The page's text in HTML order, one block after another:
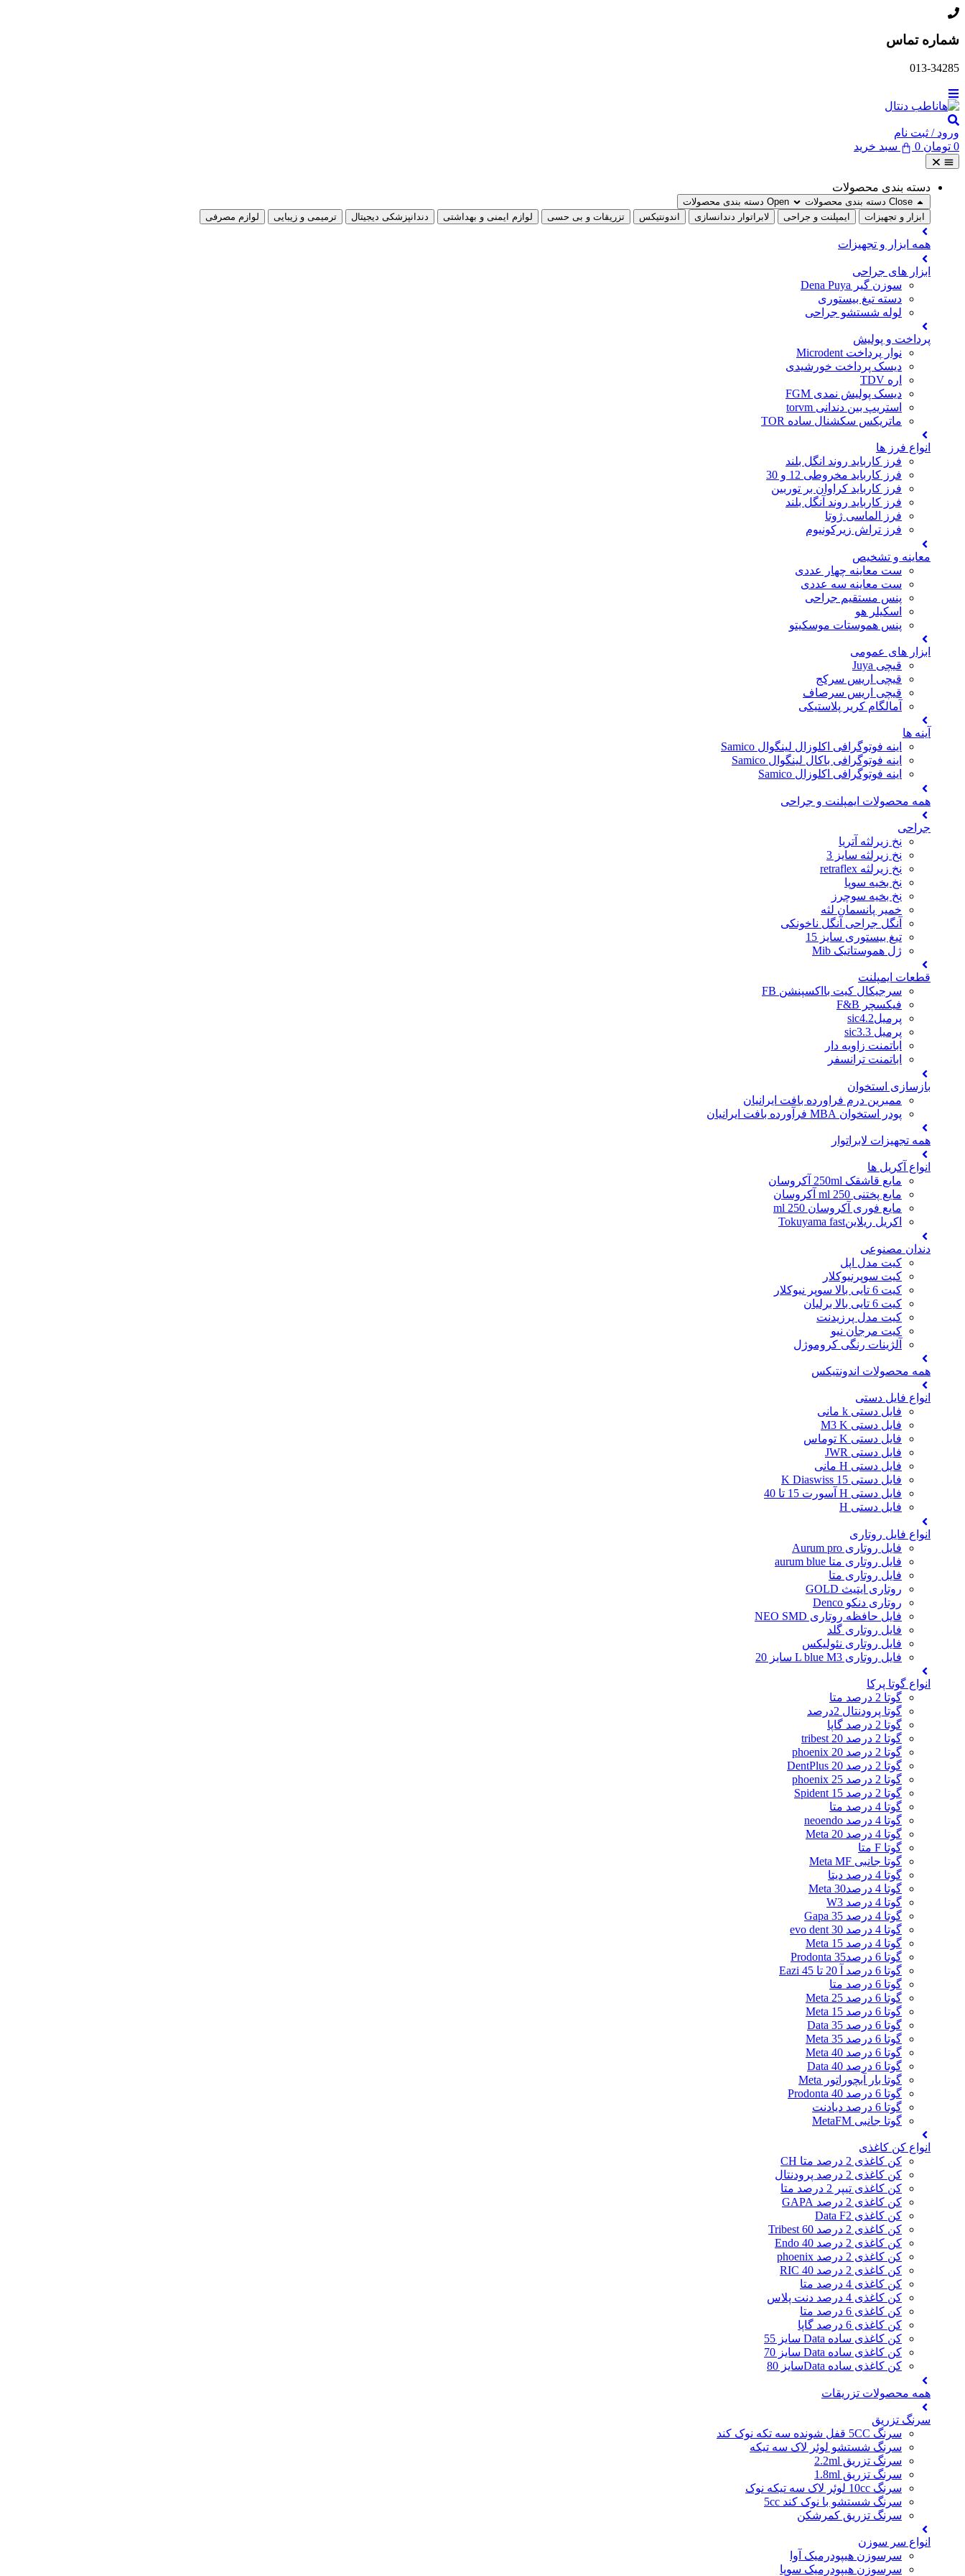
پرش
محتوا
شماره تماس
013-34285
ورود / ثبت نام
0 تومان 0 سبد خرید
دسته بندی محصولات
Close دسته بندی محصولات
Open دسته بندی محصولات
ابزار و تجهیزات
ایمپلنت و جراحی لابراتوار دندانسازی اندونتیکس تزریقات و بی حسی لوازم ایمنی و بهداشتی دندانپزشکی دیجیتال ترمیمی و زیبایی لوازم مصرفی
همه ابزار و تجهیزات
ابزار های جراحی
سوزن گیر Dena Puya
دسته تیغ بیستوری
لوله شستشو جراحی
پرداخت و پولیش
نوار پرداخت Microdent
دیسک پرداخت خورشیدی
اره TDV
دیسک پولیش نمدی FGM
استریپ بین دندانی torvm
ماتریکس سکشنال ساده TOR
انواع فرز ها
فرز کارباید روند انگل بلند
فرز کارباید مخروطی 12 و 30
فرز کارباید کراوان بر توربین
فرز کارباید روند آنگل بلند
فرز الماسی ژوتا
فرز تراش زیرکونیوم
معاینه و تشخیص
ست معاینه چهار عددی
ست معاینه سه عددی
پنس مستقیم جراحی
اسکیلر هو
پنس هموستات موسکیتو
ابزار های عمومی
قیچی Juya
قیچی اریس سرکج
قیچی اریس سرصاف
آمالگام کریر پلاستیکی
آینه ها
اینه فوتوگرافی اکلوزال لینگوال Samico
اینه فوتوگرافی باکال لینگوال Samico
اینه فوتوگرافی اکلوزال Samico
همه محصولات ایمپلنت و جراحی
جراحی
نخ زیرلثه آتریا
نخ زیرلثه سایز 3
نخ زیرلثه retraflex
نخ بخیه سوپا
نخ بخیه سوچرز
خمیر پانسمان لثه
آنگل جراحی آنگل ناخونکی
تیغ بیستوری سایز 15
ژل هموستاتیک Mib
قطعات ایمپلنت
سرجیکال کیت بااکسپنشن FB
فیکسچر F&B
پرمیلsic4.2
پرمیل sic3.3
اباتمنت زاویه دار
اباتمنت ترانسفر
بازسازی استخوان
ممبرین درم فراورده بافت ایرانیان
پودر استخوان MBA فرآورده بافت ایرانیان
همه تجهیزات لابراتوار
انواع آکریل ها
مایع قاشقک 250ml آکروسان
مایع پختنی 250 ml آکروسان
مایع فوری آکروسان 250 ml
اکریل ریلاینTokuyama fast
دندان مصنوعی
کیت مدل اپل
کیت سوپرنیوکلار
کیت 6 تایی بالا سوپر نیوکلار
کیت 6 تایی بالا برلیان
کیت مدل پرزیدنت
کیت مرجان نیو
آلژینات رنگی کروموژل
همه محصولات اندونتیکس
انواع فایل دستی
فایل دستی k مانی
فایل دستی M3 K
فایل دستی K توماس
فایل دستی JWR
فایل دستی H مانی
فایل دستی 15 K Diaswiss
فایل دستی H آسورت 15 تا 40
فایل دستی H
انواع فایل روتاری
فایل روتاری Aurum pro
فایل روتاری متا aurum blue
فایل روتاری متا
روتاری ایتیث GOLD
روتاری دنکو Denco
فایل حافظه روتاری NEO SMD
فایل روتاری گلد
فایل روتاری نئولیکس
فایل روتاری L blue M3 سایز 20
انواع گوتا پرکا
گوتا 2 درصد متا
گوتا پرودنتال 2درصد
گوتا 2 درصد گاپا
گوتا 2 درصد 20 tribest
گوتا 2 درصد 20 phoenix
گوتا 2 درصد 20 DentPlus
گوتا 2 درصد 25 phoenix
گوتا 2 درصد 15 Spident
گوتا 4 درصد متا
گوتا 4 درصد neoendo
گوتا 4 درصد 20 Meta
گوتا F متا
گوتا جانبی Meta MF
گوتا 4 درصد دیتا
گوتا 4 درصد30 Meta
گوتا 4 درصد W3
گوتا 4 درصد 35 Gapa
گوتا 4 درصد 30 evo dent
گوتا 4 درصد 15 Meta
گوتا 6 درصد35 Prodonta
گوتا 6 درصد آ 20 تا 45 Eazi
گوتا 6 درصد متا
گوتا 6 درصد 25 Meta
گوتا 6 درصد 15 Meta
گوتا 6 درصد 35 Data
گوتا 6 درصد 35 Meta
گوتا 6 درصد 40 Meta
گوتا 6 درصد 40 Data
گوتا بار آبچوراتور Meta
گوتا 6 درصد 40 Prodonta
گوتا 6 درصد دیادنت
گوتا جانبی MetaFM
انواع کن کاغذی
کن کاغذی 2 درصد متا CH
کن کاغذی 2 درصد پرودنتال
کن کاغذی تیپر 2 درصد متا
کن کاغذی 2 درصد GAPA
کن کاغذی Data F2
کن کاغذی 2 درصد 60 Tribest
کن کاغذی 2 درصد 40 Endo
کن کاغذی 2 درصد phoenix
کن کاغذی 2 درصد 40 RIC
کن کاغذی 4 درصد متا
کن کاغذی 4 درصد دنت پلاس
کن کاغذی 6 درصد متا
کن کاغذی 6 درصد گاپا
کن کاغذی ساده Data سایز 55
کن کاغذی ساده Data سایز 70
کن کاغذی ساده Dataسایز 80
همه محصولات تزریقات
سرنگ تزریق
سرنگ 5CC قفل شونده سه تکه نوک کند
سرنگ شستشو لوئر لاک سه تیکه
سرنگ تزریق 2.2ml
سرنگ تزریق 1.8ml
سرنگ 10cc لوئر لاک سه تیکه نوک
سرنگ شستشو با نوک کند 5cc
سرنگ تزریق کمرشکن
انواع سر سوزن
سرسوزن هیپودرمیک آوا
سرسوزن هیپودرمیک سوپا